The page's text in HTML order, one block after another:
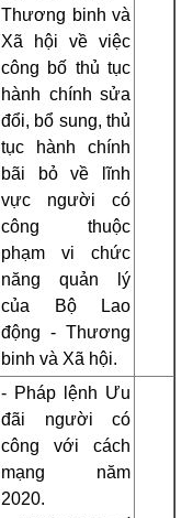
Thương binh và
Xã hội về việc
công bố thủ tục
hành chính sửa
đổi, bổ sung, thủ
tục hành chính
bãi bỏ về lĩnh
vực người có
công thuộc
phạm vi chức
năng quản lý
của Bộ Lao
động - Thương
binh và Xã hội.
- Pháp lệnh Ưu
đãi người có
công với cách
mạng năm
2020.